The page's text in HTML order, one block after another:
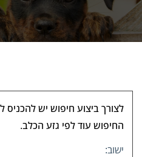
לצורך ביצוע חיפוש יש להכניס
החיפוש עוד לפי גזע הכלב.
ישוב: